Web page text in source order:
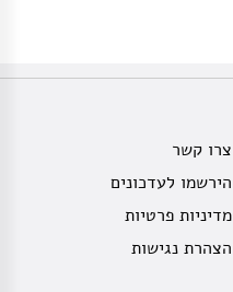
צרו קשר
הירשמו לעדכונים
מדיניות פרטיות
הצהרת נגישות